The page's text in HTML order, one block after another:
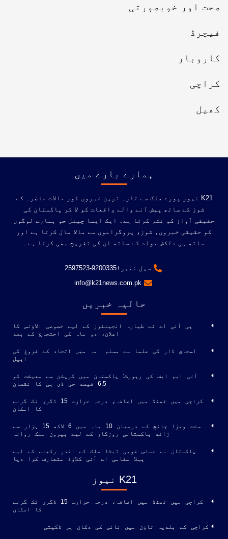
صحت اور خوبصورتی
فیچرڈ
کاروبار
کراچی
کھیل
ہمارے بارے میں
K21 نیوز پورے ملک سے تازہ ترین خبروں اور حالات حاضرہ کے
شوز کے ساتھ پیش آنے والے واقعات کو لا کر پاکستان کی
حقیقی آواز کو نشر کرتا ہے۔ ایک ایسا چینل جو ہمارے لوگوں
کو حقیقی خبروں، شوز، پروگراموں سے مالا مال کرتا ہے اور
ساتھ ہی دلکش مواد کے ساتھ ان کی تفریح ​​بھی کرتا ہے۔
سیل نمبر+9200335-2597523
info@k21news.com.pk
حالیہ خبریں
پی آئی اے نے طیارہ انجینئرز کے لیے خصوصی الاؤنس کا
اعلان، دو ماہ کی احتجاج کے بعد
اسحاق ڈار کی علما سے مسلم امہ میں اتحاد کے فروغ کی
اپیل
آئی ایم ایف کی رپورٹ: پاکستان میں کرپشن سے معیشت کو
6.5 فیصد جی ڈی پی کا نقصان
کراچی میں ٹھنڈ میں اضافہ، درجہ حرارت 15 ڈگری تک گرنے
کا امکان
سخت ویزا جانچ کے درمیان 10 ماہ میں 6 لاکھ 15 ہزار سے
زائد پاکستانی روزگار کے لیے بیرون ملک روانہ
پاکستان نے حساس قومی ڈیٹا ملک کے اندر رکھنے کے لیے
پہلا مقامی اے آئی کلاؤڈ متعارف کرا دیا
K21 نیوز
کراچی میں ٹھنڈ میں اضافہ، درجہ حرارت 15 ڈگری تک گرنے
کا امکان
کراچی کے بلدیہ ٹاؤن میں نائی کی دکان پر ڈکیتی